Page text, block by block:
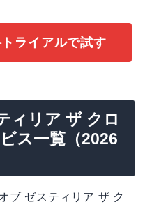
ライアルで試す
ィリア ザ クロ
ス一覧（2026
ブ ゼスティリア ザ ク